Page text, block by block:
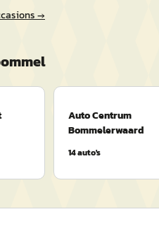
→
Auto Centrum
Bommelerwaard
14auto's